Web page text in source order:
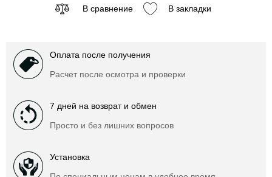
В сравнение В закладки
Оплата после получения
Расчет после осмотра и проверки
7 дней на возврат и обмен
Просто и без лишних вопросов
Установка